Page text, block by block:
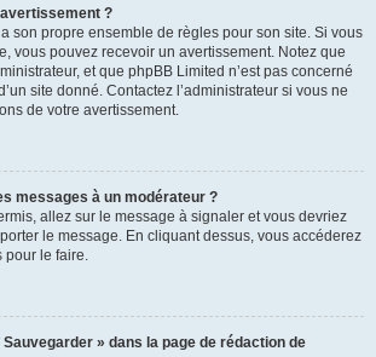
?
son propre ensemble de règles pour son site. Si vous
vous pouvez recevoir un avertissement. Notez que
et que phpBB Limited n’est pas concerné
site donné. Contactez l’administrateur si vous ne
de votre avertissement.
messages à un modérateur ?
allez sur le message à signaler et vous devriez
le message. En cliquant dessus, vous accéderez
pour le faire.
» dans la page de rédaction de